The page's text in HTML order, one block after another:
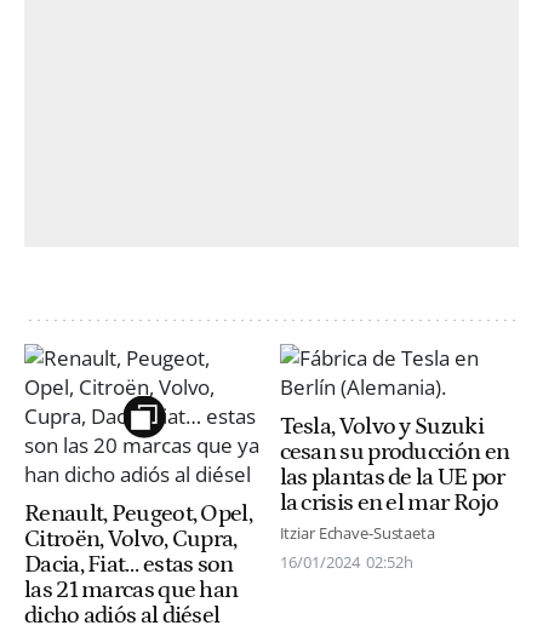
Renault, Peugeot, Opel,
Citroën, Volvo, Cupra,
Dacia, Fiat… estas son
las 21 marcas que han
dicho adiós al diésel
Tesla, Volvo y Suzuki
cesan su producción en
las plantas de la UE por
la crisis en el mar Rojo
Itziar Echave-Sustaeta
16/01/2024 02:52h